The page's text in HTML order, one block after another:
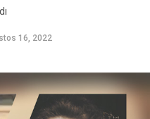
açtı
için iş birliği yapacak
16, 2022